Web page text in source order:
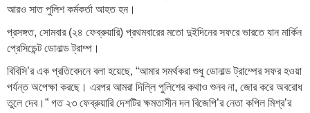
আরও সাত পুলিশ কর্মকর্তা আহত হন।
প্রসঙ্গত, সোমবার (২৪ ফেব্রুয়ারি) প্রথমবারের মতো দুইদিনের সফরে ভারতে যান মার্কিন
প্রেসিডেন্ট ডোনাল্ড ট্রাম্প।
বিবিসি’র এক প্রতিবেদনে বলা হয়েছে, “আমার সমর্থকরা শুধু ডোনাল্ড ট্রাম্পের সফর হওয়া
পর্যন্ত অপেক্ষা করছে। এরপর আমরা দিল্লি পুলিশের কথাও শুনব না, জোর করে অবরোধ
তুলে দেব।” গত ২৩ ফেব্রুয়ারি দেশটির ক্ষমতাসীন দল বিজেপি’র নেতা কপিল মিশ্র’র